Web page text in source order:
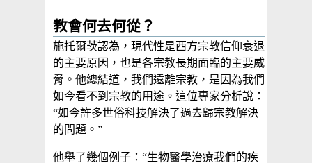
教會何去何從？
施托爾茨認為，現代性是西方宗教信仰衰退
的主要原因，也是各宗教長期面臨的主要威
脅。他總結道，我們遠離宗教，是因為我們
如今看不到宗教的用途。這位專家分析說：
“如今許多世俗科技解決了過去歸宗教解決
的問題。”
他舉了幾個例子：“生物醫學治療我們的疾